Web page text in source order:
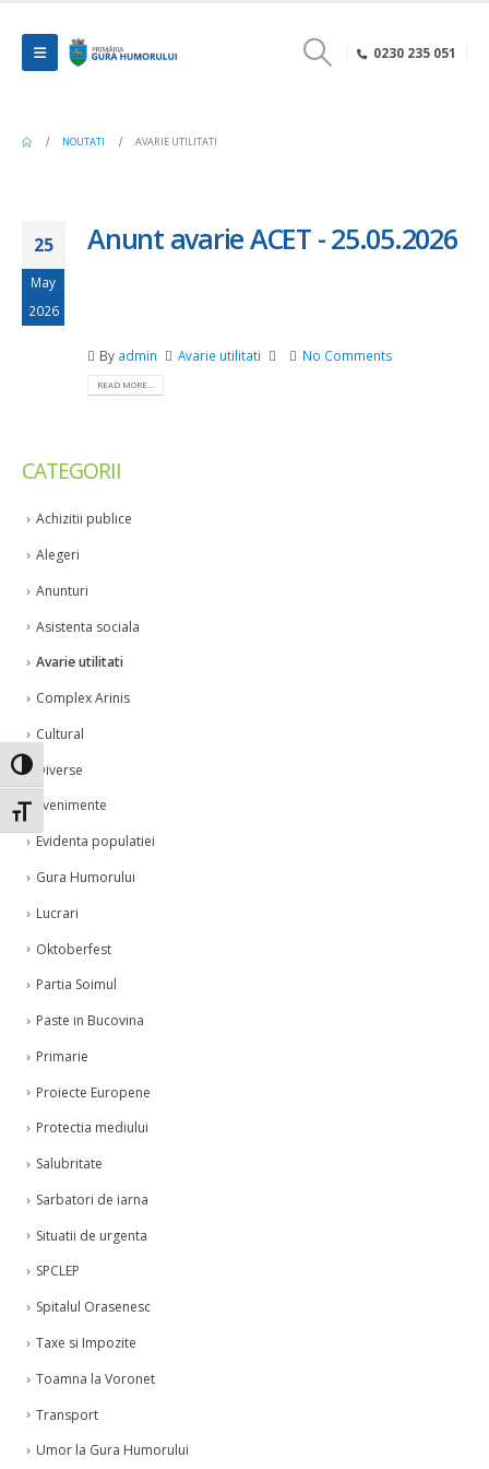
Toggle High Contrast
Toggle Font size
0230 235 051
NOUTATI AVARIE UTILITATI
25
May
2026
Anunt avarie ACET - 25.05.2026
By admin Avarie utilitati No Comments
READ MORE...
CATEGORII
Achizitii publice
Alegeri
Anunturi
Asistenta sociala
Avarie utilitati
Complex Arinis
Cultural
Diverse
Evenimente
Evidenta populatiei
Gura Humorului
Lucrari
Oktoberfest
Partia Soimul
Paste in Bucovina
Primarie
Proiecte Europene
Protectia mediului
Salubritate
Sarbatori de iarna
Situatii de urgenta
SPCLEP
Spitalul Orasenesc
Taxe si Impozite
Toamna la Voronet
Transport
Umor la Gura Humorului